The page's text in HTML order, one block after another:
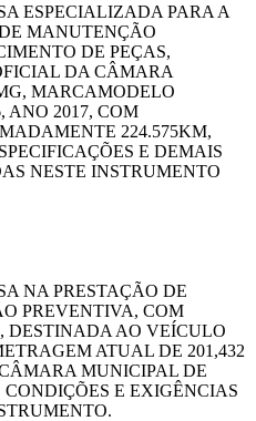
ESPECIALIZADA PARA A
MANUTENÇÃO
DE PEÇAS,
DA CÂMARA
MARCAMODELO
ANO 2017, COM
224.575KM,
E DEMAIS
NESTE INSTRUMENTO
NA PRESTAÇÃO DE
PREVENTIVA, COM
DESTINADA AO VEÍCULO
ATUAL DE 201,432
MUNICIPAL DE
E EXIGÊNCIAS